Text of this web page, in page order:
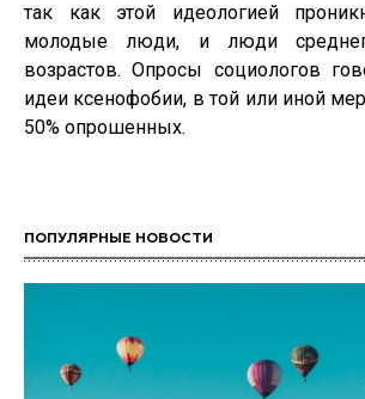
так как этой идеологией
молодые люди, и люди
возрастов. Опросы социологов
идеи ксенофобии, в той или иной
50% опрошенных.
ПОПУЛЯРНЫЕ НОВОСТИ